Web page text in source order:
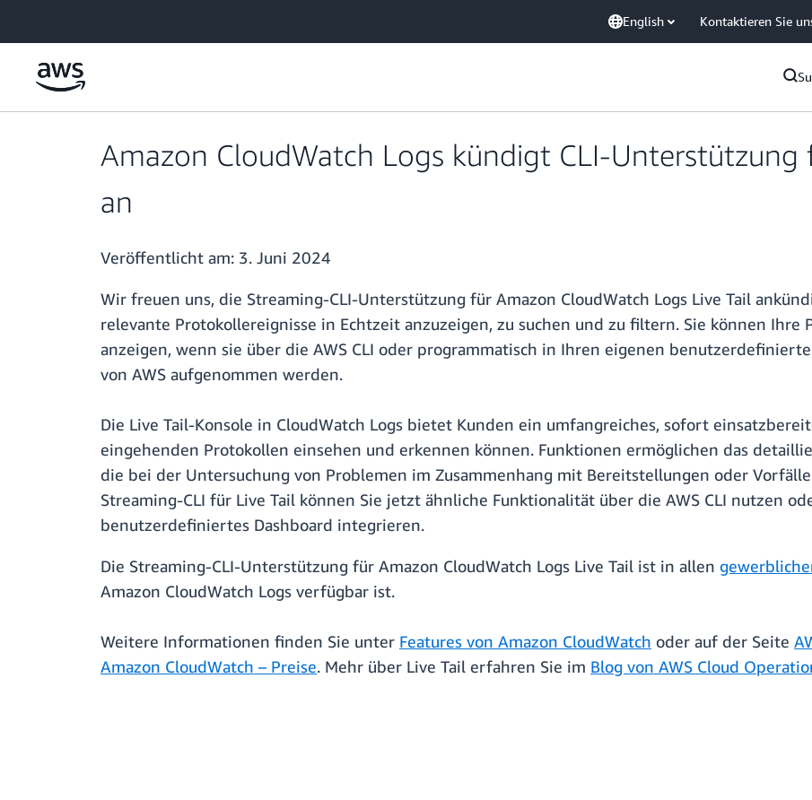
English Kontaktieren Sie
Amazon CloudWatch Logs kündigt CLI-Unterstützung
an
Veröffentlicht am: 3. Juni 2024
Wir freuen uns, die Streaming-CLI-Unterstützung für Amazon CloudWatch Logs Live Tail
relevante Protokollereignisse in Echtzeit anzuzeigen, zu suchen und zu filtern. Sie können
anzeigen, wenn sie über die AWS CLI oder programmatisch in Ihren eigenen
von AWS aufgenommen werden.
Die Live Tail-Konsole in CloudWatch Logs bietet Kunden ein umfangreiches, sofort
eingehenden Protokollen einsehen und erkennen können. Funktionen ermöglichen das
die bei der Untersuchung von Problemen im Zusammenhang mit Bereitstellungen oder
Streaming-CLI für Live Tail können Sie jetzt ähnliche Funktionalität über die AWS CLI nutzen
benutzerdefiniertes Dashboard integrieren.
Die Streaming-CLI-Unterstützung für Amazon CloudWatch Logs Live Tail ist in allen
Amazon CloudWatch Logs verfügbar ist.
Weitere Informationen finden Sie unter Features von Amazon CloudWatch oder auf der Seite
Amazon CloudWatch – Preise. Mehr über Live Tail erfahren Sie im Blog von AWS Cloud